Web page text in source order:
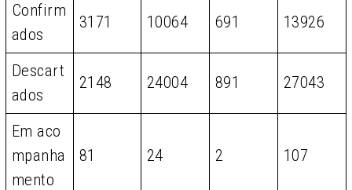
Confirm
ados
3171 10064 691 13926
Descart
ados
2148 24004 891 27043
Em aco
mpanha
mento
81 24 2 107